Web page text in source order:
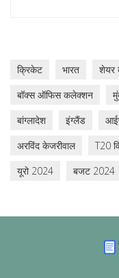
क्रिकेट भारत शेयर
बॉक्स ऑफिस कलेक्शन
बांग्लादेश
इंग्लैंड
अरविंद केजरीवाल
T20
यूरो 2024
बजट 2024